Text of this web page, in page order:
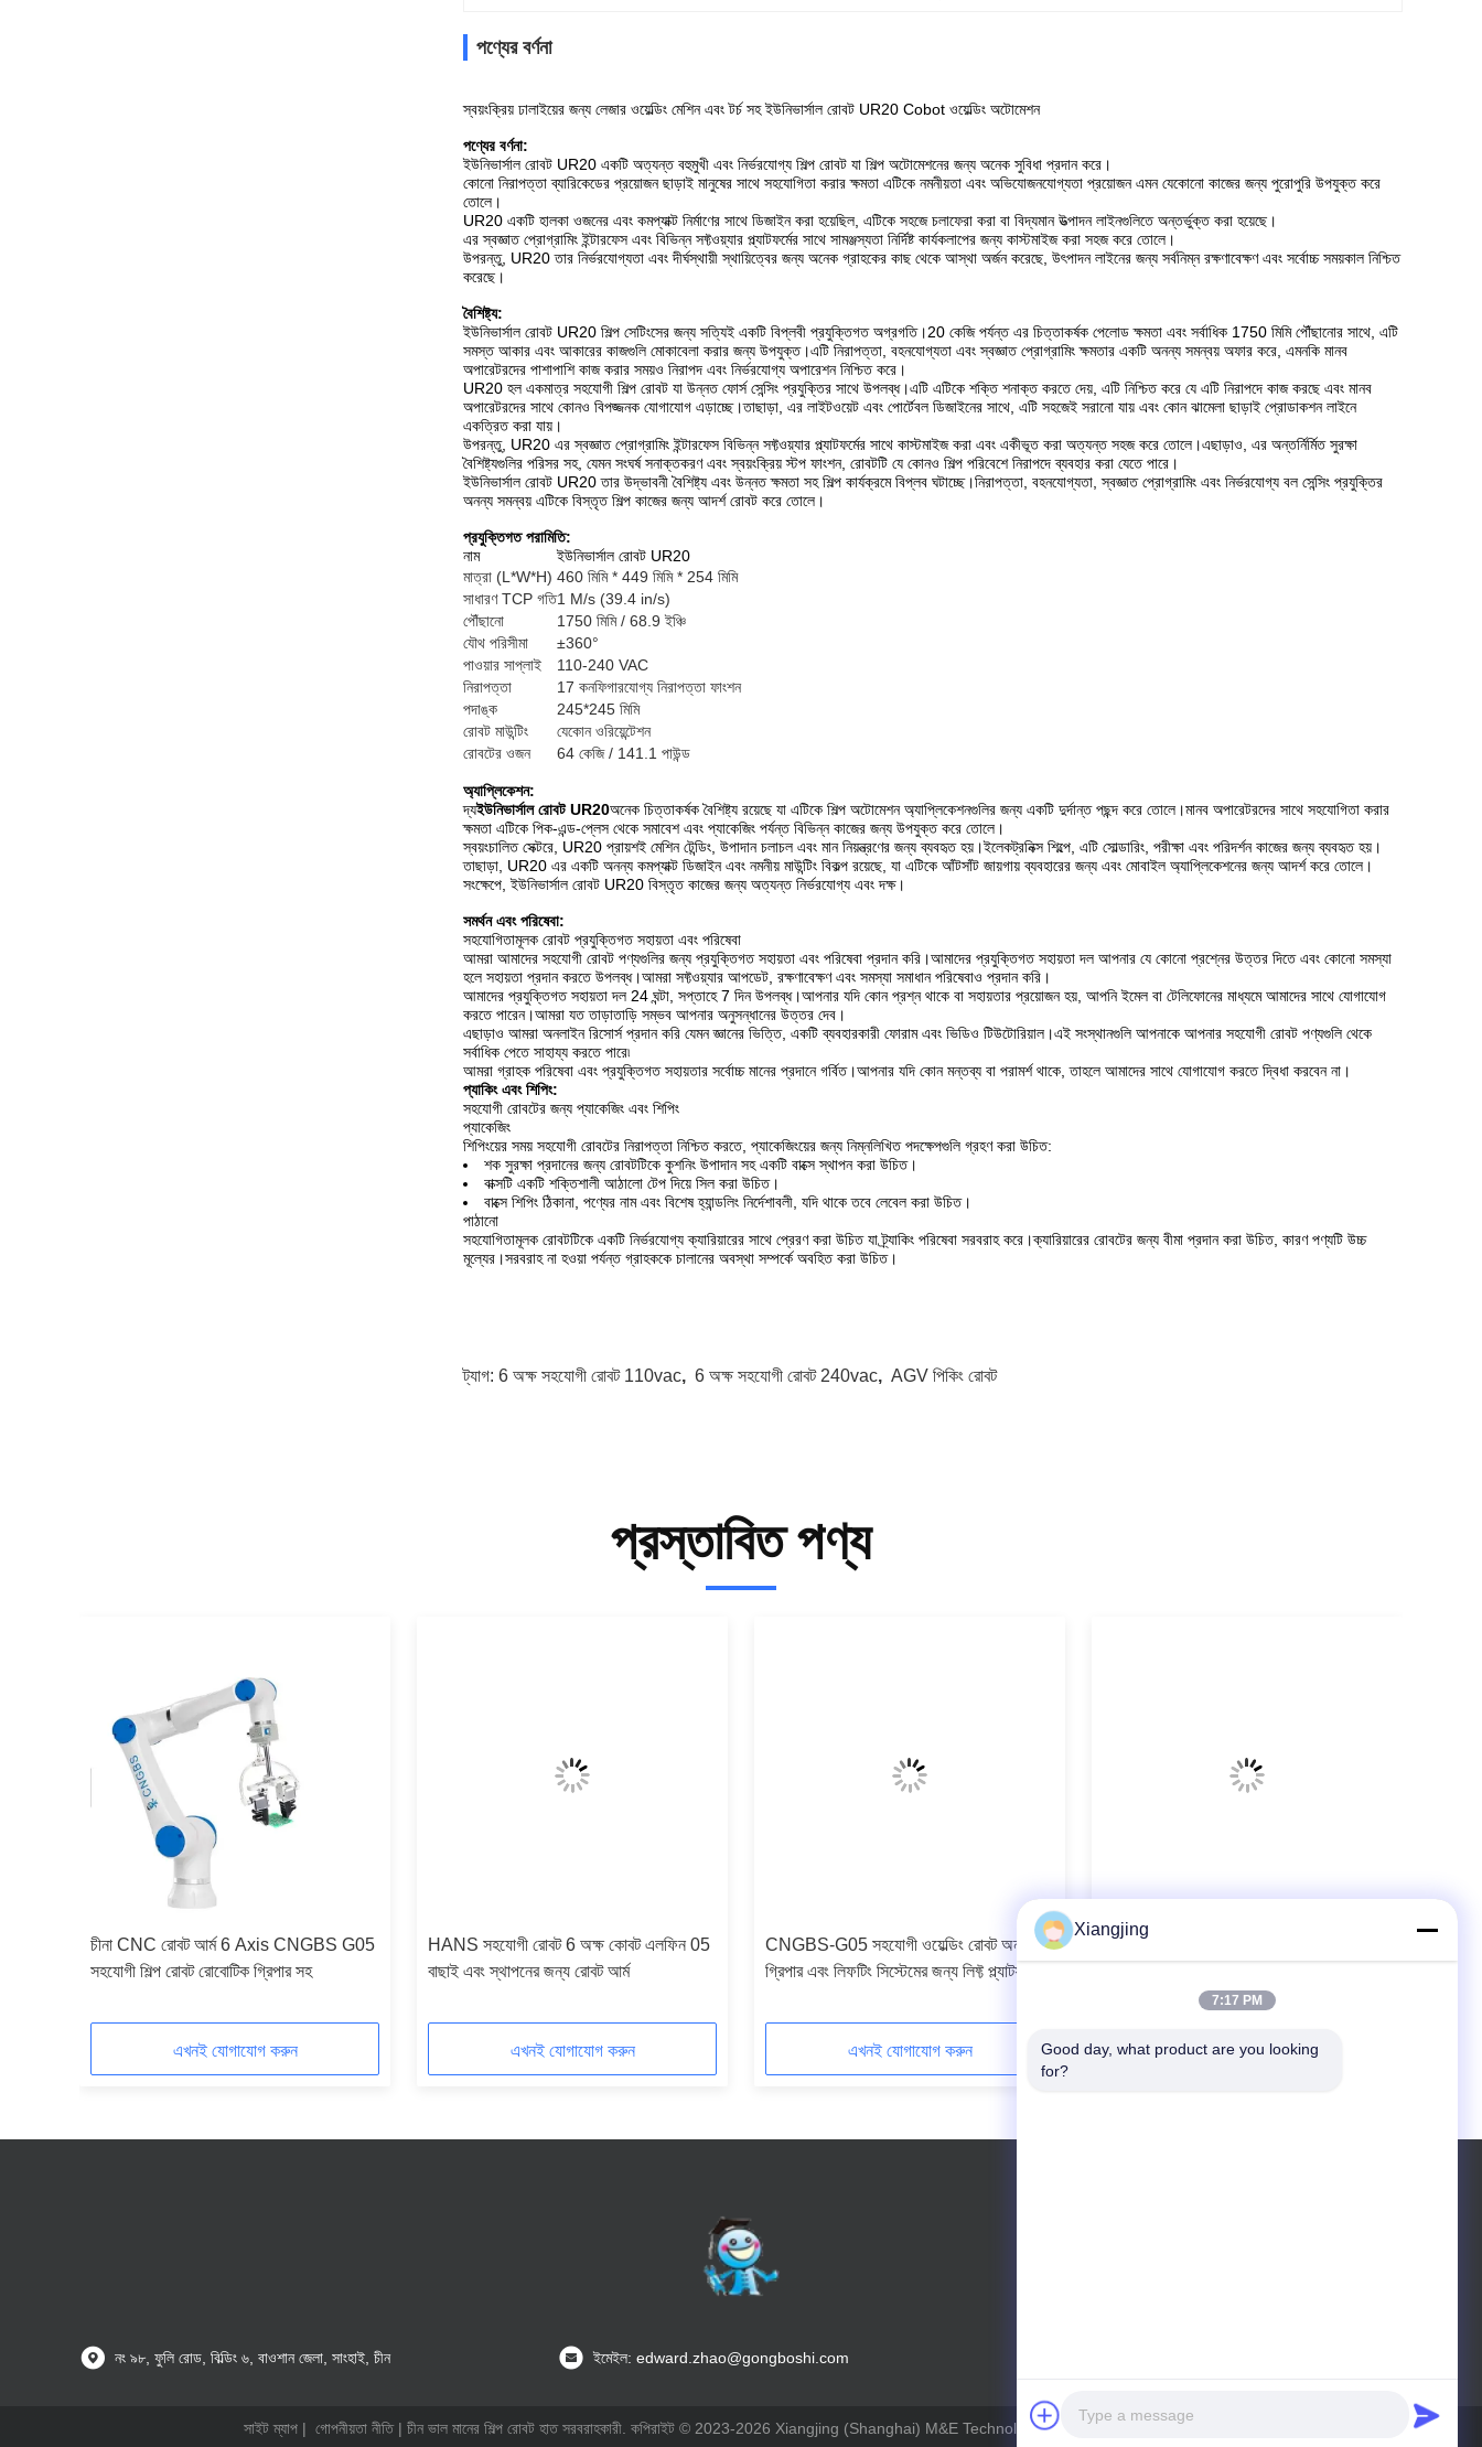
পণ্যের বর্ণনা
স্বয়ংক্রিয় ঢালাইয়ের জন্য লেজার ওয়েল্ডিং মেশিন এবং টর্চ সহ ইউনিভার্সাল রোবট UR20 Cobot ওয়েল্ডিং অটোমেশন
পণ্যের বর্ণনা:
ইউনিভার্সাল রোবট UR20 একটি অত্যন্ত বহুমুখী এবং নির্ভরযোগ্য শিল্প রোবট যা শিল্প অটোমেশনের জন্য অনেক সুবিধা প্রদান করে।
কোনো নিরাপত্তা ব্যারিকেডের প্রয়োজন ছাড়াই মানুষের সাথে সহযোগিতা করার ক্ষমতা এটিকে নমনীয়তা এবং অভিযোজনযোগ্যতা প্রয়োজন এমন যেকোনো কাজের জন্য পুরোপুরি উপযুক্ত করে
তোলে।
UR20 একটি হালকা ওজনের এবং কমপ্যাক্ট নির্মাণের সাথে ডিজাইন করা হয়েছিল, এটিকে সহজে চলাফেরা করা বা বিদ্যমান উত্পাদন লাইনগুলিতে অন্তর্ভুক্ত করা হয়েছে।
এর স্বজ্ঞাত প্রোগ্রামিং ইন্টারফেস এবং বিভিন্ন সফ্টওয়্যার প্ল্যাটফর্মের সাথে সামঞ্জস্যতা নির্দিষ্ট কার্যকলাপের জন্য কাস্টমাইজ করা সহজ করে তোলে।
উপরন্তু, UR20 তার নির্ভরযোগ্যতা এবং দীর্ঘস্থায়ী স্থায়িত্বের জন্য অনেক গ্রাহকের কাছ থেকে আস্থা অর্জন করেছে, উৎপাদন লাইনের জন্য সর্বনিম্ন রক্ষণাবেক্ষণ এবং সর্বোচ্চ সময়কাল নিশ্চিত
করেছে।
বৈশিষ্ট্য:
ইউনিভার্সাল রোবট UR20 শিল্প সেটিংসের জন্য সত্যিই একটি বিপ্লবী প্রযুক্তিগত অগ্রগতি।20 কেজি পর্যন্ত এর চিত্তাকর্ষক পেলোড ক্ষমতা এবং সর্বাধিক 1750 মিমি পৌঁছানোর সাথে, এটি
সমস্ত আকার এবং আকারের কাজগুলি মোকাবেলা করার জন্য উপযুক্ত।এটি নিরাপত্তা, বহনযোগ্যতা এবং স্বজ্ঞাত প্রোগ্রামিং ক্ষমতার একটি অনন্য সমন্বয় অফার করে, এমনকি মানব
অপারেটরদের পাশাপাশি কাজ করার সময়ও নিরাপদ এবং নির্ভরযোগ্য অপারেশন নিশ্চিত করে।
UR20 হল একমাত্র সহযোগী শিল্প রোবট যা উন্নত ফোর্স সেন্সিং প্রযুক্তির সাথে উপলব্ধ।এটি এটিকে শক্তি শনাক্ত করতে দেয়, এটি নিশ্চিত করে যে এটি নিরাপদে কাজ করছে এবং মানব
অপারেটরদের সাথে কোনও বিপজ্জনক যোগাযোগ এড়াচ্ছে।তাছাড়া, এর লাইটওয়েট এবং পোর্টেবল ডিজাইনের সাথে, এটি সহজেই সরানো যায় এবং কোন ঝামেলা ছাড়াই প্রোডাকশন লাইনে
একত্রিত করা যায়।
উপরন্তু, UR20 এর স্বজ্ঞাত প্রোগ্রামিং ইন্টারফেস বিভিন্ন সফ্টওয়্যার প্ল্যাটফর্মের সাথে কাস্টমাইজ করা এবং একীভূত করা অত্যন্ত সহজ করে তোলে।এছাড়াও, এর অন্তর্নির্মিত সুরক্ষা
বৈশিষ্ট্যগুলির পরিসর সহ, যেমন সংঘর্ষ সনাক্তকরণ এবং স্বয়ংক্রিয় স্টপ ফাংশন, রোবটটি যে কোনও শিল্প পরিবেশে নিরাপদে ব্যবহার করা যেতে পারে।
ইউনিভার্সাল রোবট UR20 তার উদ্ভাবনী বৈশিষ্ট্য এবং উন্নত ক্ষমতা সহ শিল্প কার্যক্রমে বিপ্লব ঘটাচ্ছে।নিরাপত্তা, বহনযোগ্যতা, স্বজ্ঞাত প্রোগ্রামিং এবং নির্ভরযোগ্য বল সেন্সিং প্রযুক্তির
অনন্য সমন্বয় এটিকে বিস্তৃত শিল্প কাজের জন্য আদর্শ রোবট করে তোলে।
প্রযুক্তিগত পরামিতি:
নাম
ইউনিভার্সাল রোবট UR20
মাত্রা (L*W*H) 460 মিমি * 449 মিমি * 254 মিমি
সাধারণ TCP গতি1 M/s (39.4 in/s)
পৌঁছানো
1750 মিমি / 68.9 ইঞ্চি
যৌথ পরিসীমা
±360°
পাওয়ার সাপ্লাই
110-240 VAC
নিরাপত্তা
17 কনফিগারযোগ্য নিরাপত্তা ফাংশন
পদাঙ্ক
245*245 মিমি
রোবট মাউন্টিং
যেকোন ওরিয়েন্টেশন
রোবটের ওজন
64 কেজি / 141.1 পাউন্ড
অ্যাপ্লিকেশন:
দ্যইউনিভার্সাল রোবট UR20অনেক চিত্তাকর্ষক বৈশিষ্ট্য রয়েছে যা এটিকে শিল্প অটোমেশন অ্যাপ্লিকেশনগুলির জন্য একটি দুর্দান্ত পছন্দ করে তোলে।মানব অপারেটরদের সাথে সহযোগিতা করার
ক্ষমতা এটিকে পিক-এন্ড-প্লেস থেকে সমাবেশ এবং প্যাকেজিং পর্যন্ত বিভিন্ন কাজের জন্য উপযুক্ত করে তোলে।
স্বয়ংচালিত সেক্টরে, UR20 প্রায়শই মেশিন টেন্ডিং, উপাদান চলাচল এবং মান নিয়ন্ত্রণের জন্য ব্যবহৃত হয়।ইলেকট্রনিক্স শিল্পে, এটি সোল্ডারিং, পরীক্ষা এবং পরিদর্শন কাজের জন্য ব্যবহৃত হয়।
তাছাড়া, UR20 এর একটি অনন্য কমপ্যাক্ট ডিজাইন এবং নমনীয় মাউন্টিং বিকল্প রয়েছে, যা এটিকে আঁটসাঁট জায়গায় ব্যবহারের জন্য এবং মোবাইল অ্যাপ্লিকেশনের জন্য আদর্শ করে তোলে।
সংক্ষেপে, ইউনিভার্সাল রোবট UR20 বিস্তৃত কাজের জন্য অত্যন্ত নির্ভরযোগ্য এবং দক্ষ।
সমর্থন এবং পরিষেবা:
সহযোগিতামূলক রোবট প্রযুক্তিগত সহায়তা এবং পরিষেবা
আমরা আমাদের সহযোগী রোবট পণ্যগুলির জন্য প্রযুক্তিগত সহায়তা এবং পরিষেবা প্রদান করি।আমাদের প্রযুক্তিগত সহায়তা দল আপনার যে কোনো প্রশ্নের উত্তর দিতে এবং কোনো সমস্যা
হলে সহায়তা প্রদান করতে উপলব্ধ।আমরা সফ্টওয়্যার আপডেট, রক্ষণাবেক্ষণ এবং সমস্যা সমাধান পরিষেবাও প্রদান করি।
আমাদের প্রযুক্তিগত সহায়তা দল 24 ঘন্টা, সপ্তাহে 7 দিন উপলব্ধ।আপনার যদি কোন প্রশ্ন থাকে বা সহায়তার প্রয়োজন হয়, আপনি ইমেল বা টেলিফোনের মাধ্যমে আমাদের সাথে যোগাযোগ
করতে পারেন।আমরা যত তাড়াতাড়ি সম্ভব আপনার অনুসন্ধানের উত্তর দেব।
এছাড়াও আমরা অনলাইন রিসোর্স প্রদান করি যেমন জ্ঞানের ভিত্তি, একটি ব্যবহারকারী ফোরাম এবং ভিডিও টিউটোরিয়াল।এই সংস্থানগুলি আপনাকে আপনার সহযোগী রোবট পণ্যগুলি থেকে
সর্বাধিক পেতে সাহায্য করতে পারে৷
আমরা গ্রাহক পরিষেবা এবং প্রযুক্তিগত সহায়তার সর্বোচ্চ মানের প্রদানে গর্বিত।আপনার যদি কোন মন্তব্য বা পরামর্শ থাকে, তাহলে আমাদের সাথে যোগাযোগ করতে দ্বিধা করবেন না।
প্যাকিং এবং শিপিং:
সহযোগী রোবটের জন্য প্যাকেজিং এবং শিপিং
প্যাকেজিং
শিপিংয়ের সময় সহযোগী রোবটের নিরাপত্তা নিশ্চিত করতে, প্যাকেজিংয়ের জন্য নিম্নলিখিত পদক্ষেপগুলি গ্রহণ করা উচিত:
শক সুরক্ষা প্রদানের জন্য রোবটটিকে কুশনিং উপাদান সহ একটি বাক্সে স্থাপন করা উচিত।
বাক্সটি একটি শক্তিশালী আঠালো টেপ দিয়ে সিল করা উচিত।
বাক্সে শিপিং ঠিকানা, পণ্যের নাম এবং বিশেষ হ্যান্ডলিং নির্দেশাবলী, যদি থাকে তবে লেবেল করা উচিত।
পাঠানো
সহযোগিতামূলক রোবটটিকে একটি নির্ভরযোগ্য ক্যারিয়ারের সাথে প্রেরণ করা উচিত যা ট্র্যাকিং পরিষেবা সরবরাহ করে।ক্যারিয়ারের রোবটের জন্য বীমা প্রদান করা উচিত, কারণ পণ্যটি উচ্চ
মূল্যের।সরবরাহ না হওয়া পর্যন্ত গ্রাহককে চালানের অবস্থা সম্পর্কে অবহিত করা উচিত।
ট্যাগ: 6 অক্ষ সহযোগী রোবট 110vac, 6 অক্ষ সহযোগী রোবট 240vac, AGV পিকিং রোবট
প্রস্তাবিত পণ্য
চীনা CNC রোবট আর্ম 6 Axis CNGBS G05
সহযোগী শিল্প রোবট রোবোটিক গ্রিপার সহ
এখনই যোগাযোগ করুন
HANS সহযোগী রোবট 6 অক্ষ কোবট এলফিন 05
বাছাই এবং স্থাপনের জন্য রোবট আর্ম
এখনই যোগাযোগ করুন
CNGBS-G05 সহযোগী ওয়েল্ডিং রোবট অনরোবট
গ্রিপার এবং লিফটিং সিস্টেমের জন্য লিফ্ট প্ল্যাটফর্ম সহ
এখনই যোগাযোগ করুন
অনরোবট গ্রিপার এবং লিফট100 লিফটিং সিস্টেম সহ
এখনই যোগাযোগ করুন
নং ৯৮, ফুলি রোড, বিল্ডিং ৬, বাওশান জেলা, সাংহাই, চীন ইমেইল: edward.zhao@gongboshi.com
সাইট ম্যাপ | গোপনীয়তা নীতি| চীন ভাল মানের শিল্প রোবট হাত সরবরাহকারী. কপিরাইট © 2023-2026 Xiangjing (Shanghai) M&E Technology Co., Ltd . সমস্ত অধিকার সংরক্ষিত.
Xiangjing
7:17 PM
Good day, what product are you looking
for?